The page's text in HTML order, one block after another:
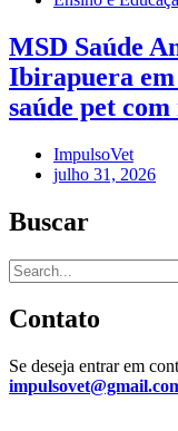
MSD Saúde
Ibirapuera em
saúde pet
ImpulsoVet
julho 31, 2026
Buscar
Contato
Se deseja entrar em